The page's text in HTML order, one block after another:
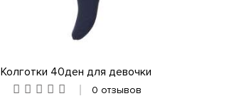
Колготки 40ден для девочки
0 отзывов